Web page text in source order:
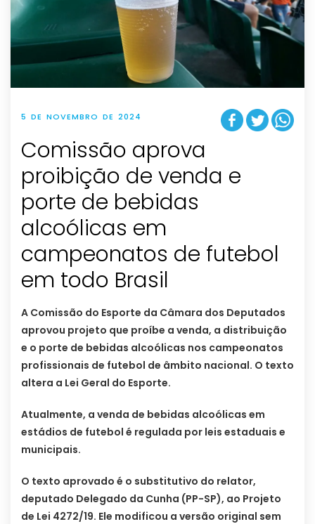
5 DE NOVEMBRO DE 2024
Comissão aprova
proibição de venda e
porte de bebidas
alcoólicas em
campeonatos de futebol
em todo Brasil
A Comissão do Esporte da Câmara dos Deputados
aprovou projeto que proíbe a venda, a distribuição
e o porte de bebidas alcoólicas nos campeonatos
profissionais de futebol de âmbito nacional. O texto
altera a Lei Geral do Esporte.
Atualmente, a venda de bebidas alcoólicas em
estádios de futebol é regulada por leis estaduais e
municipais.
O texto aprovado é o substitutivo do relator,
deputado Delegado da Cunha (PP-SP), ao Projeto
de Lei 4272/19. Ele modificou a versão original sem